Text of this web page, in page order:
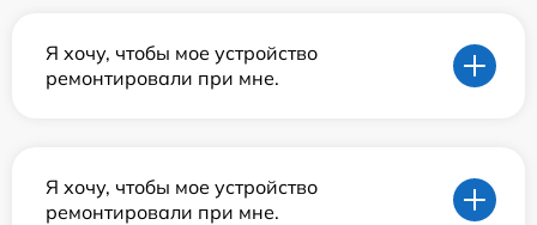
Я хочу, чтобы мое устройство
ремонтировали при мне.
Я хочу, чтобы мое устройство
ремонтировали при мне.